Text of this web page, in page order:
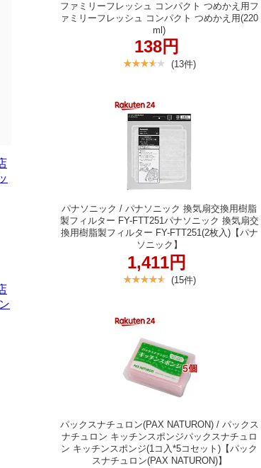
ファミリーフレッシュ コンパクト つめかえ用フ
ァミリーフレッシュ コンパクト つめかえ用(220
ml)
138円
(13件)
パナソニック / パナソニック 換気扇交換用樹脂
製フィルター FY-FTT251パナソニック 換気扇交
換用樹脂製フィルター FY-FTT251(2枚入)【パナ
ソニック】
1,411円
(15件)
パックスナチュロン(PAX NATURON) / パックス
ナチュロン キッチンスポンジパックスナチュロ
ン キッチンスポンジ(1コ入*5コセット)【パック
スナチュロン(PAX NATURON)】